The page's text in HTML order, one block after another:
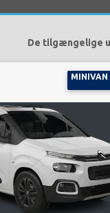
De tilgængelige
MINIVAN